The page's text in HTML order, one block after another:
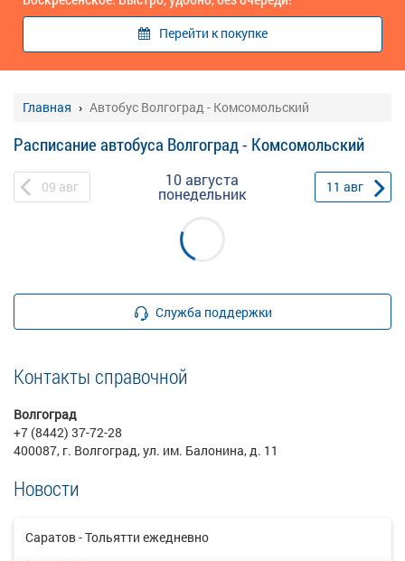
Перейти к покупке
Главная Автобус Волгоград - Комсомольский
Расписание автобуса Волгоград - Комсомольский
09 авг 10 августа
понедельник 11 авг
Служба поддержки
Контакты справочной
Волгоград
+7 (8442) 37-72-28
400087, г. Волгоград, ул. им. Балонина, д. 11
Новости
Саратов - Тольятти ежедневно